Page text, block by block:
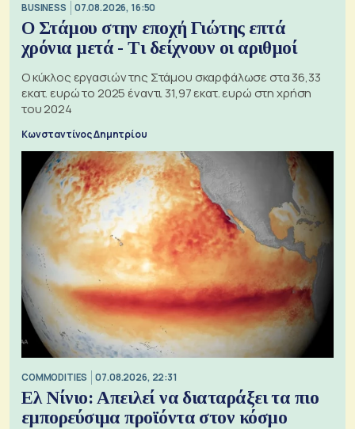
BUSINESS 07.08.2026, 16:50
Ο Στάμου στην εποχή Γιώτης επτά
χρόνια μετά - Τι δείχνουν οι αριθμοί
Ο κύκλος εργασιών της Στάμου σκαρφάλωσε στα 36,33
εκατ. ευρώ το 2025 έναντι 31,97 εκατ. ευρώ στη χρήση
του 2024
Κωνσταντίνος Δημητρίου
COMMODITIES 07.08.2026, 22:31
Ελ Νίνιο: Απειλεί να διαταράξει τα πιο
εμπορεύσιμα προϊόντα στον κόσμο